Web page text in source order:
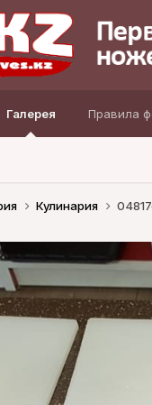
Галерея Правила
Кулинария